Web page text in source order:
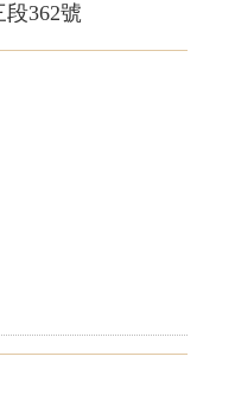
362號